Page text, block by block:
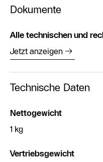
Dokumente
Alle technischen und
Jetzt anzeigen
Technische Daten
Nettogewicht
1 kg
Vertriebsgewicht